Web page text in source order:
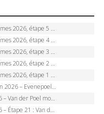
à Belleville, Reusser en jaune, Ferrand-Prévot coule
écrase le chrono, Ferrand-Prévot en crise
en solitaire, 88 km d’échappée, maillot jaune
doublé à Genève, Markus héroïque, 7e record
intouchable à Lausanne, premier maillot jaune
4e victoire, Carapaz battu au sprint
Pogacar égale le record des cinq sacres
à Wout van Aert sur les Champs-Elysées ?